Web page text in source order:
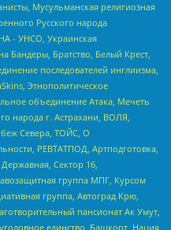
Мусульманская религиозная
Русского народа
- УНСО, Украинская
Бандеры, Братство, Белый Крест,
последователей инглиизма,
Этнополитическое
объединение Атака, Мечеть
народа г. Астрахани, ВОЛЯ,
Севера, ТОЙС, О
РЕВТАТПОД, Артподготовка,
Сектор 16,
группа МПГ, Курсом
группа, Автоград Крю,
пансионат Ак Умут,
единство, Башкорт, Нация